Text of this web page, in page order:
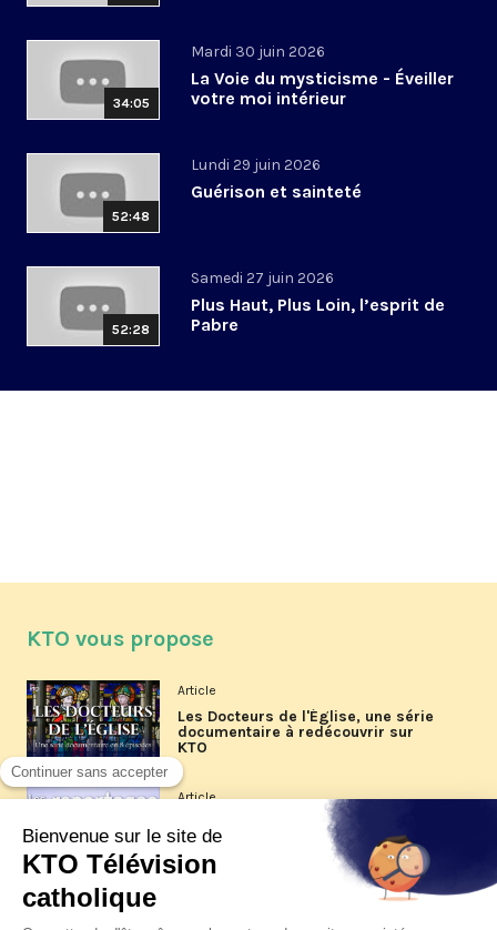
34:05
Mardi 30 juin 2026
La Voie du mysticisme - Éveiller
votre moi intérieur
52:48
Lundi 29 juin 2026
Guérison et sainteté
52:28
Samedi 27 juin 2026
Plus Haut, Plus Loin, l’esprit de
Pabre
KTO vous propose
Article
Les Docteurs de l'Église, une série
documentaire à redécouvrir sur
KTO
Article
Les reportages d'été 2026 de KTO
La visite pastorale du pape Léon